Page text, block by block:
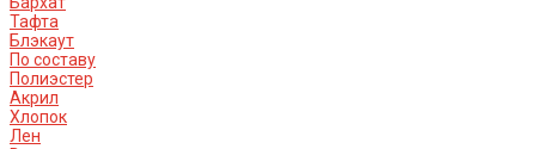
Тафта
Блэкаут
По составу
Полиэстер
Акрил
Хлопок
Лен